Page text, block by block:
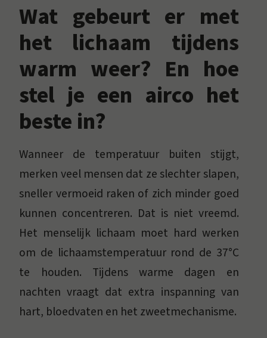
Wat gebeurt er met
het lichaam tijdens
warm weer? En hoe
stel je een airco het
beste in?
Wanneer de temperatuur buiten stijgt,
merken veel mensen dat ze slechter slapen,
sneller vermoeid raken of zich minder goed
kunnen concentreren. Dat is niet vreemd.
Het menselijk lichaam moet hard werken
om de lichaamstemperatuur rond de 37°C
te houden. Tijdens warme dagen en
nachten vraagt dat extra inspanning van
hart, bloedvaten en het zweetmechanisme.